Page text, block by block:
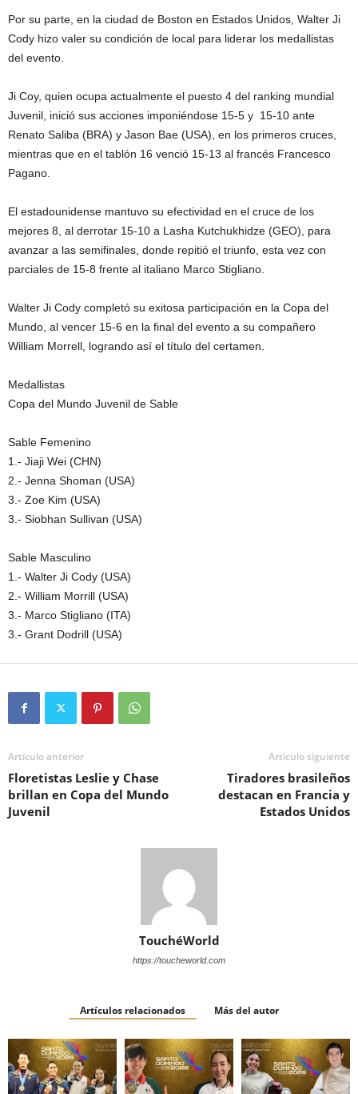
Por su parte, en la ciudad de Boston en Estados Unidos, Walter Ji
Cody hizo valer su condición de local para liderar los medallistas
del evento.
Ji Coy, quien ocupa actualmente el puesto 4 del ranking mundial
Juvenil, inició sus acciones imponiéndose 15-5 y 15-10 ante
Renato Saliba (BRA) y Jason Bae (USA), en los primeros cruces,
mientras que en el tablón 16 venció 15-13 al francés Francesco
Pagano.
El estadounidense mantuvo su efectividad en el cruce de los
mejores 8, al derrotar 15-10 a Lasha Kutchukhidze (GEO), para
avanzar a las semifinales, donde repitió el triunfo, esta vez con
parciales de 15-8 frente al italiano Marco Stigliano.
Walter Ji Cody completó su exitosa participación en la Copa del
Mundo, al vencer 15-6 en la final del evento a su compañero
William Morrell, logrando así el título del certamen.
Medallistas
Copa del Mundo Juvenil de Sable
Sable Femenino
1.- Jiaji Wei (CHN)
2.- Jenna Shoman (USA)
3.- Zoe Kim (USA)
3.- Siobhan Sullivan (USA)
Sable Masculino
1.- Walter Ji Cody (USA)
2.- William Morrill (USA)
3.- Marco Stigliano (ITA)
3.- Grant Dodrill (USA)
Artículo anterior
Floretistas Leslie y Chase
brillan en Copa del Mundo
Juvenil
Artículo siguiente
Tiradores brasileños
destacan en Francia y
Estados Unidos
TouchéWorld
https://toucheworld.com
Artículos relacionados Más del autor